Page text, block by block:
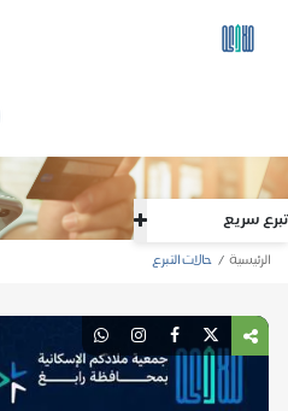
تبرع سريع
الرئيسية حالات التبرع